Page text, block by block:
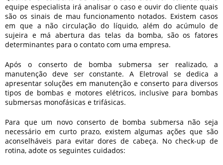
equipe especialista irá analisar o caso e ouvir do cliente quais
são os sinais de mau funcionamento notados. Existem casos
em que a não circulação do líquido, além do acúmulo de
sujeira e má abertura das telas da bomba, são os fatores
determinantes para o contato com uma empresa.
Após o conserto de bomba submersa ser realizado, a
manutenção deve ser constante. A Eletroval se dedica a
apresentar soluções em manutenção e conserto para diversos
tipos de bombas e motores elétricos, inclusive para bombas
submersas monofásicas e trifásicas.
Para que um novoconserto de bomba submersa não seja
necessário em curto prazo, existem algumas ações que são
aconselháveis para evitar dores de cabeça. No check-up de
rotina, adote os seguintes cuidados: